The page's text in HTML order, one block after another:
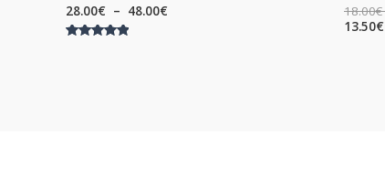
28.00€ – 48.00€
18.00€
13.50€